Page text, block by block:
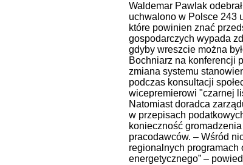
Waldemar Pawlak
uchwalono w Polsce 243
które powinien znać
gospodarczych wypada
gdyby wreszcie można
Bochniarz na konferencji
zmiana systemu
podczas konsultacji
wicepremierowi "czarnej
Natomiastdoradca
w przepisach
konieczność
pracodawców. – Wśród
regionalnych programach
energetycznego” –